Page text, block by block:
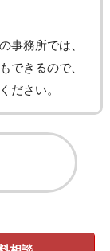
事務所では、
できるので、
ださい。